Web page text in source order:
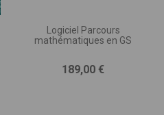
Logiciel Parcours
mathématiques en GS
Prix
189,00 €